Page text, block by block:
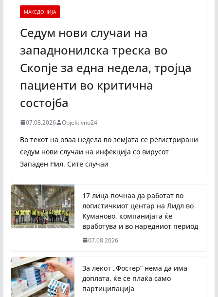
МАКЕДОНИЈА
Седум нови случаи на
западнонилска треска во
Скопје за една недела, тројца
пациенти во критична
состојба
07.08.2026 Objektivno24
Во текот на оваа недела во земјата се регистрирани
седум нови случаи на инфекција со вирусот
Западен Нил. Сите случаи
17 лица почнаа да работат во
логистичкиот центар на Лидл во
Куманово, компанијата ќе
вработува и во наредниот период
07.08.2026
За лекот „Фостер“ нема да има
доплата, ќе се плаќа само
партиципација